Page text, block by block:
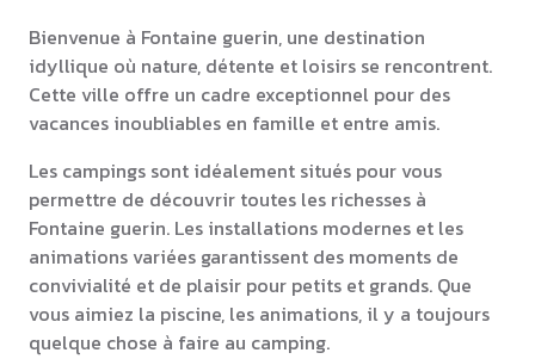
Bienvenue à Fontaine guerin, une destination
idyllique où nature, détente et loisirs se rencontrent.
Cette ville offre un cadre exceptionnel pour des
vacances inoubliables en famille et entre amis.
Les campings sont idéalement situés pour vous
permettre de découvrir toutes les richesses à
Fontaine guerin. Les installations modernes et les
animations variées garantissent des moments de
convivialité et de plaisir pour petits et grands. Que
vous aimiez la piscine, les animations, il y a toujours
quelque chose à faire au camping.